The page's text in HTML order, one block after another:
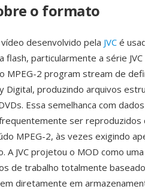
o formato
desenvolvido pela JVC é
particularmente a série
MPEG-2 program stream de
Digital, produzindo arquivos
Essa semelhanca com
ser
MPEG-2, às vezes exigindo
A JVC projetou o MOD como
de trabalho totalmente
diretamente em